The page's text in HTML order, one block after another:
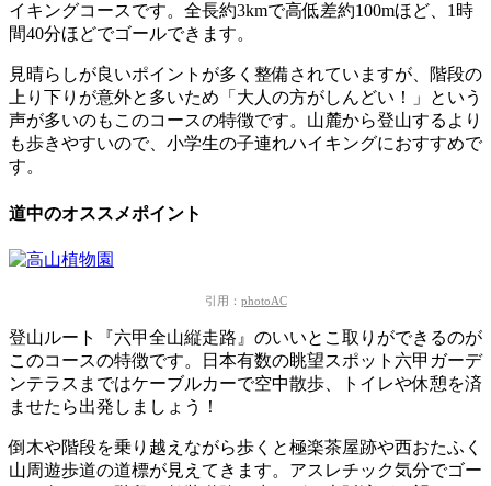
イキングコースです。 全長約3kmで高低差約100mほど、1時
間40分ほどでゴールできます。
見晴らしが良いポイントが多く整備されていますが、階段の
上り下りが意外と多いため「大人の方がしんどい！」という
声が多いのもこのコースの特徴です。山麓から登山するより
も歩きやすいので、小学生の子連れハイキングにおすすめで
す。
道中のオススメポイント
引用： photoAC
登山ルート『六甲全山縦走路』のいいとこ取りができるのが
このコースの特徴です。
日本有数の眺望スポット六甲ガーデ
ンテラスまではケーブルカーで空中散歩、トイレや休憩を済
ませたら出発しましょう！
倒木や階段を乗り越えながら歩くと極楽茶屋跡や西おたふく
山周遊歩道の道標が見えてきます。アスレチック気分でゴー